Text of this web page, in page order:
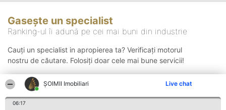
ȘOIMII Imobiliari Live chat
06:17
Gasește un specialist
Ranking-ul îi adună pe cei mai buni din industrie
Cauți un specialist in apropierea ta? Verificați motorul
nostru de căutare. Folosiți doar cele mai bune servicii!